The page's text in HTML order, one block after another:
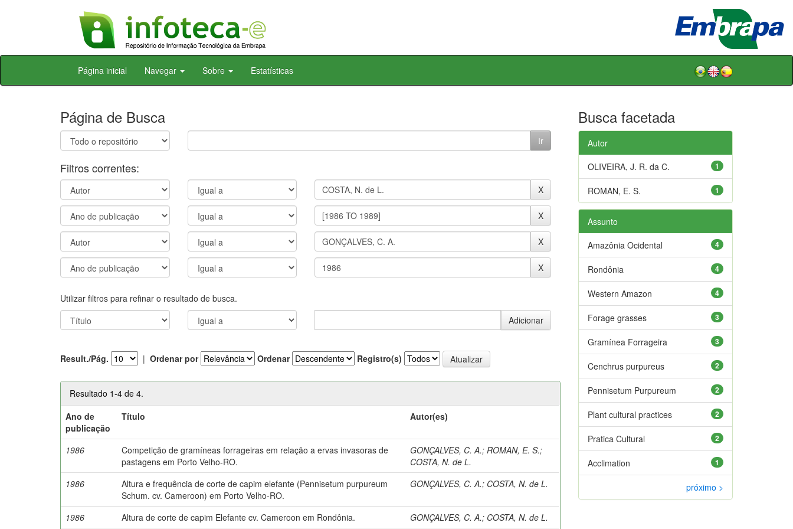
Skip
Página inicial Navegar Sobre Estatísticas
Página de Busca
Filtros correntes:
Utilizar filtros para refinar o resultado de busca.
Result./Pág. | Ordenar por Ordenar Registro(s)
Resultado 1-4 de 4.
Ano de
publicação
Título Autor(es)
1986
Competição de gramíneas forrageiras em relação a ervas invasoras de
pastagens em Porto Velho-RO.
GONÇALVES, C. A.; ROMAN, E. S.;
COSTA, N. de L.
1986
Altura e frequência de corte de capim elefante (Pennisetum purpureum
Schum. cv. Cameroon) em Porto Velho-RO.
GONÇALVES, C. A.; COSTA, N. de L.
1986 Altura de corte de capim Elefante cv. Cameroon em Rondônia. GONÇALVES, C. A.; COSTA, N. de L.
Busca facetada
Autor
1
OLIVEIRA, J. R. da C.
1
ROMAN, E. S.
Assunto
4
Amazônia Ocidental
4
Rondônia
4
Western Amazon
3
Forage grasses
3
Gramínea Forrageira
2
Cenchrus purpureus
2
Pennisetum Purpureum
2
Plant cultural practices
2
Pratica Cultural
1
Acclimation
próximo >